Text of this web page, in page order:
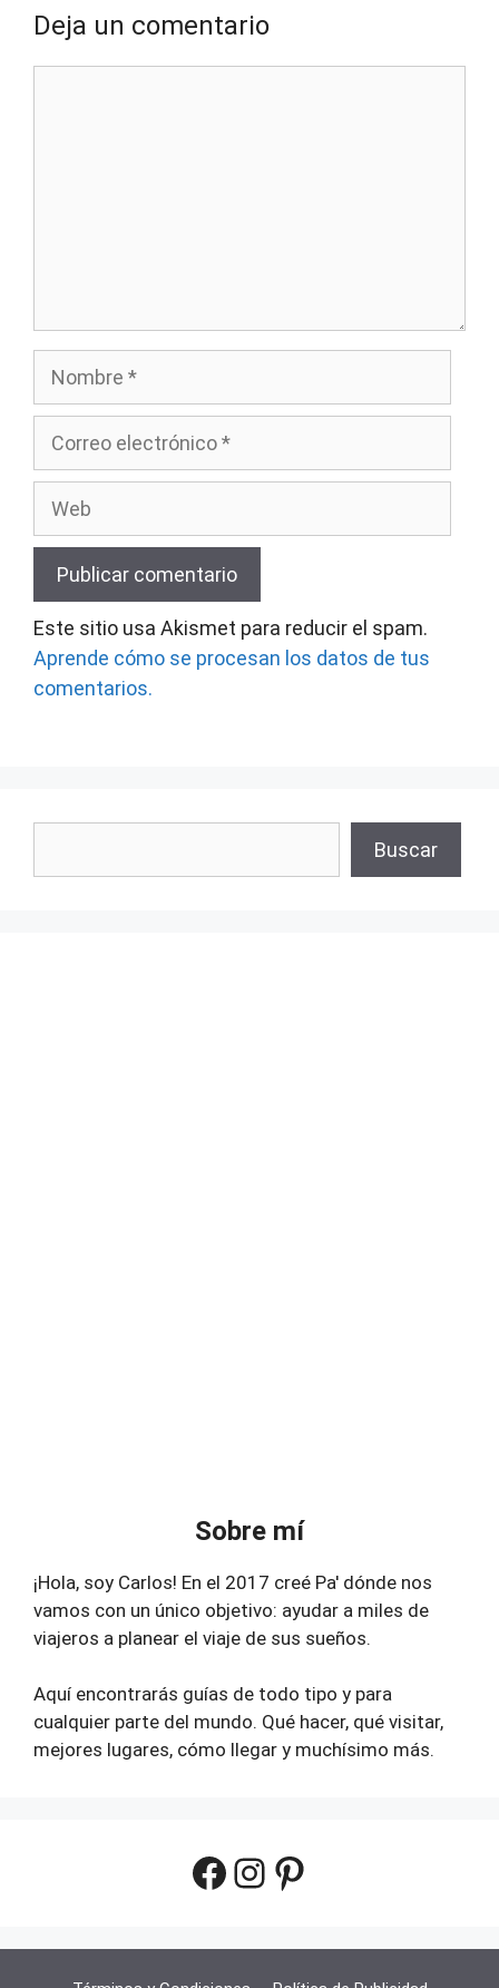
Deja un comentario
Nombre
Este sitio usa Akismet para reducir el spam.
Aprende cómo se procesan los datos de tus
comentarios.
Buscar
Sobre mí
¡Hola, soy Carlos! En el 2017 creé Pa' dónde nos
vamos con un único objetivo: ayudar a miles de
viajeros a planear el viaje de sus sueños.
Aquí encontrarás guías de todo tipo y para
cualquier parte del mundo. Qué hacer, qué visitar,
mejores lugares, cómo llegar y muchísimo más.
Facebook
Instagram
Pinterest